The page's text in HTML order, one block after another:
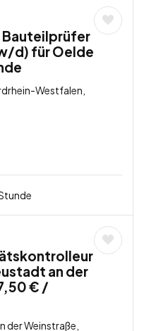
d) für Oelde
Westfalen,
an der
€ /
der Weinstraße,